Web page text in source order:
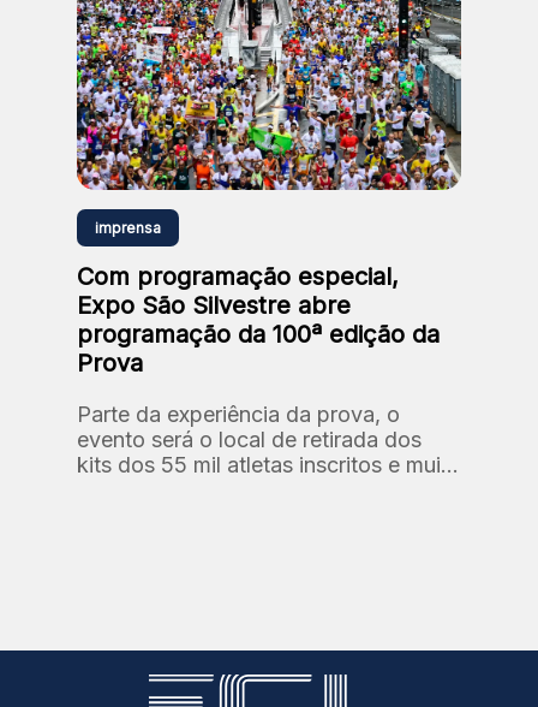
imprensa
Com programação especial,
Expo São Silvestre abre
programação da 100ª edição da
Prova
Parte da experiência da prova, o
evento será o local de retirada dos
kits dos 55 mil atletas inscritos e muito